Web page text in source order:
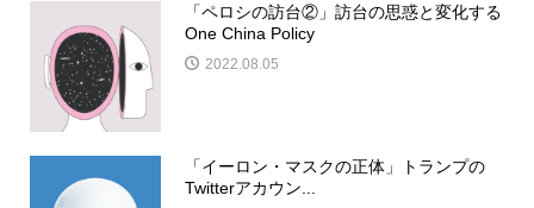
「ペロシの訪台②」訪台の思惑と変化する
One China Policy
2022.08.05
「イーロン・マスクの正体」トランプの
Twitterアカウン...